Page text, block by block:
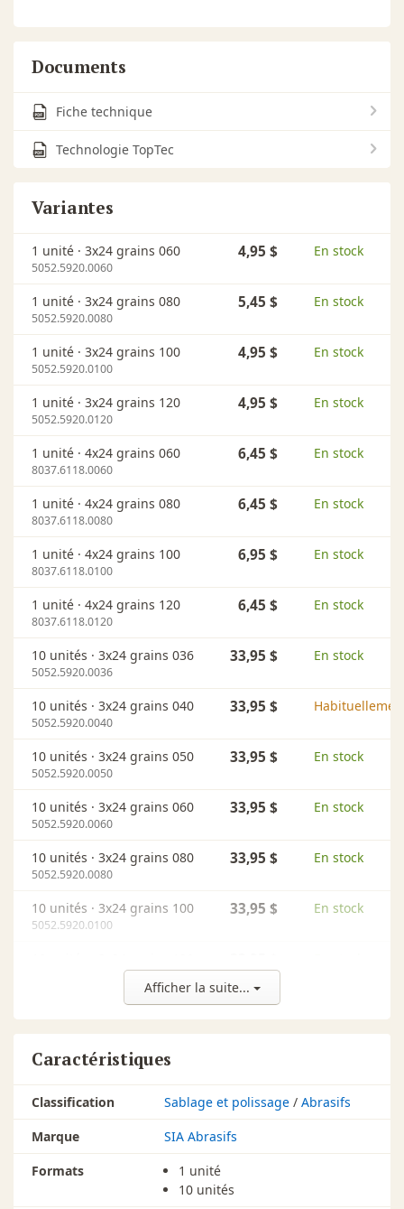
Documents
Fiche technique
Technologie TopTec
Variantes
1 unité · 3x24 grains 060
5052.5920.0060
4,95 $ En stock
1 unité · 3x24 grains 080
5052.5920.0080
5,45 $ En stock
1 unité · 3x24 grains 100
5052.5920.0100
4,95 $ En stock
1 unité · 3x24 grains 120
5052.5920.0120
4,95 $ En stock
1 unité · 4x24 grains 060
8037.6118.0060
6,45 $ En stock
1 unité · 4x24 grains 080
8037.6118.0080
6,45 $ En stock
1 unité · 4x24 grains 100
8037.6118.0100
6,95 $ En stock
1 unité · 4x24 grains 120
8037.6118.0120
6,45 $ En stock
10 unités · 3x24 grains 036
5052.5920.0036
33,95 $ En stock
10 unités · 3x24 grains 040
5052.5920.0040
33,95 $
10 unités · 3x24 grains 050
5052.5920.0050
33,95 $ En stock
10 unités · 3x24 grains 060
5052.5920.0060
33,95 $ En stock
10 unités · 3x24 grains 080
5052.5920.0080
33,95 $ En stock
10 unités · 3x24 grains 100
5052.5920.0100
33,95 $ En stock
4x24 grains 036 50,95 $
10 unités ·4x24 grains 040
10 unités ·4x24 grains 050 50,95 $ En stock
8037.6118.0060
Afficher la suite...
Caractéristiques
Classification Sablage et polissage / Abrasifs
Marque
SIA Abrasifs
Formats
1 unité
10 unités